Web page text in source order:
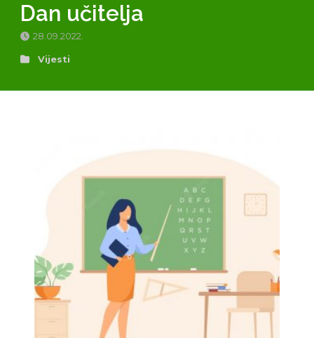
Dan učitelja
28.09.2022.
Vijesti